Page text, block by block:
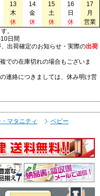
13 14 15 16
17
木 金 土 日
月
休 休 休 休
営業
。
日間
出荷確定のお知らせ・実際の出荷
での在庫切れの場合もございま
連絡につきましては、休み明け営
マタニティ
ベビー